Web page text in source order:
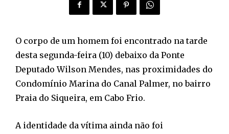
O corpo de um homem foi encontrado na tarde
desta segunda-feira (10) debaixo da Ponte
Deputado Wilson Mendes, nas proximidades do
Condomínio Marina do Canal Palmer, no bairro
Praia do Siqueira, em Cabo Frio.
A identidade da vítima ainda não foi